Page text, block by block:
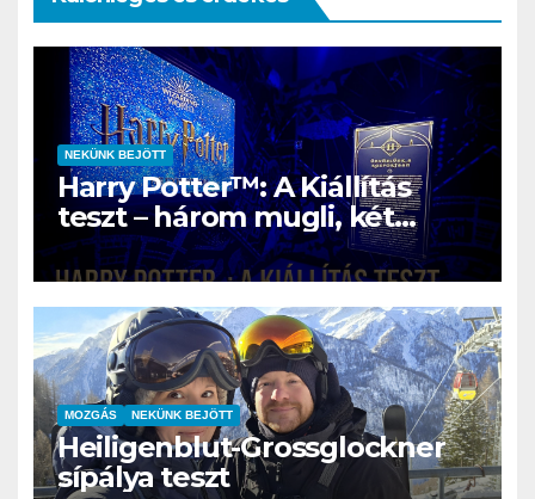
NEKÜNK BEJÖTT
Harry Potter™: A Kiállítás
teszt – három mugli, két
rajongó és egy varázslatos
nap Szentendrén
MOZGÁS NEKÜNK BEJÖTT
Heiligenblut-Grossglockner
sípálya teszt